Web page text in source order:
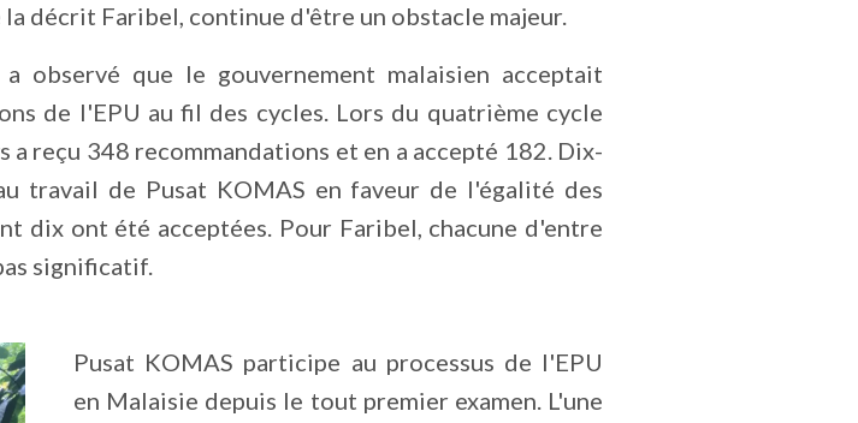
la décrit Faribel, continue d'être un obstacle majeur.
observé que le gouvernement malaisien acceptait
de l'EPU au fil des cycles. Lors du quatrième cycle
a reçu 348 recommandations et en a accepté 182. Dix-
travail de Pusat KOMAS en faveur de l'égalité des
dix ont été acceptées. Pour Faribel, chacune d'entre
significatif.
Pusat KOMAS participe au processus de l'EPU
en Malaisie depuis le tout premier examen. L'une